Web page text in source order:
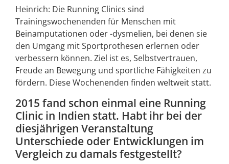
Heinrich: Die Running Clinics sind
Trainingswochenenden für Menschen mit
Beinamputationen oder -dysmelien, bei denen sie
den Umgang mit Sportprothesen erlernen oder
verbessern können. Ziel ist es, Selbstvertrauen,
Freude an Bewegung und sportliche Fähigkeiten zu
fördern. Diese Wochenenden finden weltweit statt.
2015 fand schon einmal eine Running
Clinic in Indien statt. Habt ihr bei der
diesjährigen Veranstaltung
Unterschiede oder Entwicklungen im
Vergleich zu damals festgestellt?